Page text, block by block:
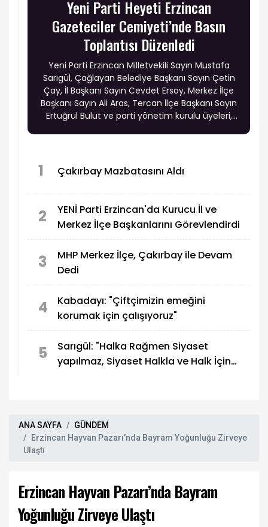
Yeni Parti Heyeti Erzincan
Gazeteciler Cemiyeti’nde Basın
Toplantısı Düzenledi
Yeni Parti Erzincan Milletvekili Sayın Mustafa
Sarıgül, Çağlayan Belediye Başkanı Sayın Çetin
Çay, İl Başkanı Sayın Cevdet Ersoy, Merkez İlçe
Başkanı Sayın Ali Aras, Tercan İlçe Başkanı Sayın
Ertuğrul Bulut ve parti yönetim kurulu üyeleri,
1 Çakırbay Mazbatasını Aldı
2
YENİ Parti Erzincan'da Kurucu İl ve
Merkez İlçe Başkanlarını Görevlendirdi
3
MHP Merkez İlçe, Çakırbay ile Devam
Dedi
4
Kabadayı: "Çiftçimizin emeğini
korumak için çalışıyoruz"
5
Sarıgül: "Halka Rağmen Siyaset
yapılmaz, Siyaset Halkla ve Halk İçin
ANA SAYFA
GÜNDEM
Erzincan Hayvan Pazarı’nda Bayram Yoğunluğu Zirveye
Ulaştı
Erzincan Hayvan Pazarı’nda Bayram
Yoğunluğu Zirveye Ulaştı